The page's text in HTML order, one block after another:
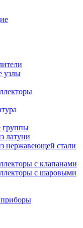
узлы
группы
латуни
нержавеющей стали
с клапанами
с шаровыми
приборы